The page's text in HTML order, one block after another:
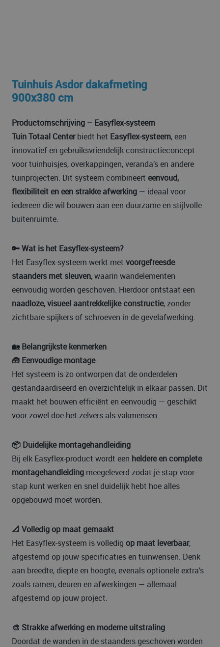
Tuinhuis Asdor dakafmeting
900x380 cm
Productomschrijving – Easyflex-systeem
Tuin Totaal Centerbiedt het Easyflex-systeem, een
innovatief en gebruiksvriendelijk constructieconcept
voor tuinhuisjes, overkappingen, veranda’s en andere
tuinprojecten. Dit systeem combineert eenvoud,
flexibiliteit en een strakke afwerking — ideaal voor
iedereen die wil bouwen aan een duurzame en stijlvolle
buitenruimte.
🔑 Wat is het Easyflex-systeem?
Het Easyflex-systeem werkt met voorgefreesde
staanders met sleuven, waarin wandelementen
eenvoudig worden geschoven. Hierdoor ontstaat een
naadloze, visueel aantrekkelijke constructie, zonder
zichtbare spijkers of schroeven in de gevelafwerking.
🏡 Belangrijkste kenmerken
🧰 Eenvoudige montage
Het systeem is zo ontworpen dat de onderdelen
gestandaardiseerd en overzichtelijk in elkaar passen. Dit
maakt het bouwen efficiënt en eenvoudig — geschikt
voor zowel doe-het-zelvers als vakmensen.
📦 Duidelijke montagehandleiding
Bij elk Easyflex-product wordt een heldere en complete
montagehandleiding meegeleverd zodat je stap-voor-
stap kunt werken en snel duidelijk hebt hoe alles
opgebouwd moet worden.
📐 Volledig op maat gemaakt
Het Easyflex-systeem is volledig op maat leverbaar,
afgestemd op jouw specificaties en tuinwensen. Denk
aan breedte, diepte en hoogte, evenals optionele extra’s
zoals ramen, deuren en afwerkingen — allemaal
afgestemd op jouw project.
🎨 Strakke afwerking en moderne uitstraling
Doordat de wanden in de staanders geschoven worden